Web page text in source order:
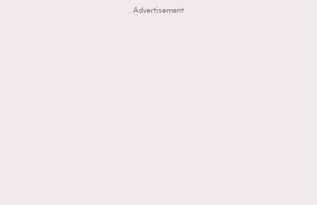
Advertisement